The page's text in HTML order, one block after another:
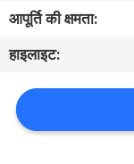
संपर्क
करें
समाचार
आपूर्ति की क्षमता:
हाइलाइट: